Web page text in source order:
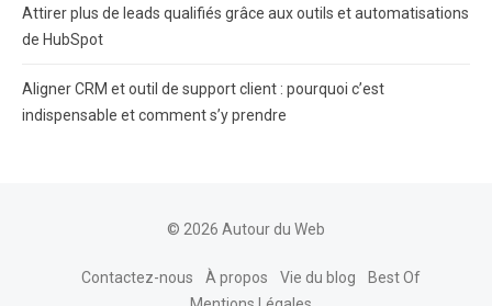
Attirer plus de leads qualifiés grâce aux outils et automatisations
de HubSpot
Aligner CRM et outil de support client : pourquoi c’est
indispensable et comment s’y prendre
© 2026 Autour du Web
Contactez-nous À propos Vie du blog
Best Of